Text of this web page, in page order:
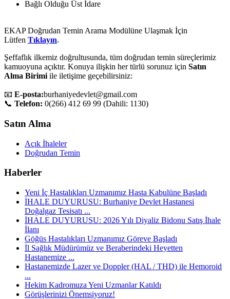
Bağlı Olduğu Üst İdare
EKAP Doğrudan Temin Arama Modülüne Ulaşmak İçin
Lütfen Tıklayın.
Şeffaflık ilkemiz doğrultusunda, tüm doğrudan temin süreçlerimiz
kamuoyuna açıktır. Konuya ilişkin her türlü sorunuz için Satın
Alma Birimi ile iletişime geçebilirsiniz:
📧 E-posta:burhaniyedevlet@gmail.com
📞 Telefon: 0(266) 412 69 99 (Dahili: 1130)
Satın Alma
Açık İhaleler
Doğrudan Temin
Haberler
Yeni İç Hastalıkları Uzmanımız Hasta Kabulüne Başladı
İHALE DUYURUSU: Burhaniye Devlet Hastanesi
Doğalgaz Tesisatı ...
İHALE DUYURUSU: 2026 Yılı Diyaliz Bidonu Satış İhale
İlanı
Göğüs Hastalıkları Uzmanımız Göreve Başladı
İl Sağlık Müdürümüz ve Beraberindeki Heyetten
Hastanemize ...
Hastanemizde Lazer ve Doppler (HAL / THD) ile Hemoroid
...
Hekim Kadromuza Yeni Uzmanlar Katıldı
Görüşlerinizi Önemsiyoruz!